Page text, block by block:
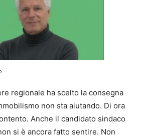
regionale ha scelto la consegna
non sta aiutando. Di ora
Anche il candidato sindaco
si è ancora fatto sentire. Non